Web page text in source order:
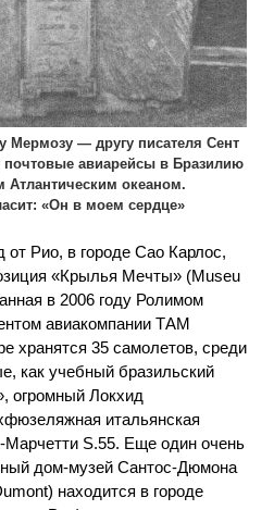
Мермозу — другу писателя Сент
авиарейсы в Бразилию
океаном.
«Он в моем сердце»
от Рио, в городе Сао Карлос,
«Крылья Мечты» (Museu
в 2006 году Ролимом
авиакомпании ТАМ
хранятся 35 самолетов, среди
как учебный бразильский
огромный Локхид
итальянская
S.55. Еще один очень
дом-музей Сантос-Дюмона
находится в городе